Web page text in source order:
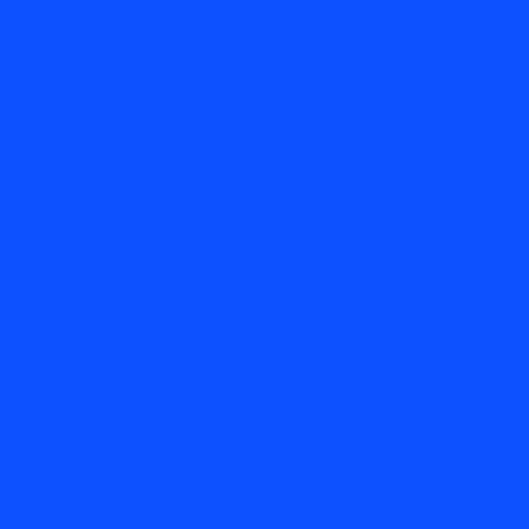
necesarios, cumpliendo con las especificaciones requeridas. Es OBLIGATORIO presentar una lista de precios con un margen de
de nuestro sistema es OBLIGATORIA. Esto permite un registro claro y auditado de las operaciones.
todos los requisitos anteriores) a:
a firmar los contratos.